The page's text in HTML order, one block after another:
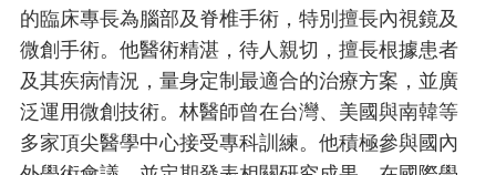
的臨床專長為腦部及脊椎手術，特別擅長內視鏡及
微創手術。他醫術精湛，待人親切，擅長根據患者
及其疾病情況，量身定制最適合的治療方案，並廣
泛運用微創技術。林醫師曾在台灣、美國與南韓等
多家頂尖醫學中心接受專科訓練。他積極參與國內